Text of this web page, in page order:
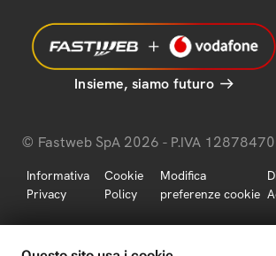
Insieme, siamo futuro
© Fastweb SpA 2026 - P.IVA
Informativa
Privacy
Cookie
Policy
Modifica
preferenze cookie